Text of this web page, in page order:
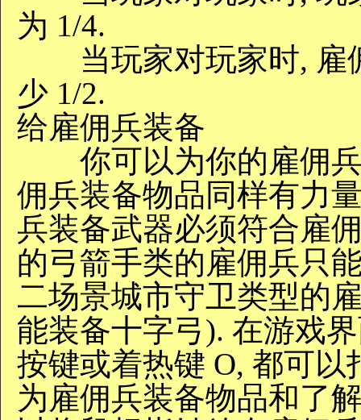
为 1/4.
当玩家对玩家时, 雇
少 1/2.
给雇佣兵装备
你可以为你的雇佣兵
佣兵装备物品同样有力
兵装备武器必须符合雇
的弓箭手类的雇佣兵只
二场景城市守卫类型的
能装备十字弓). 在游戏
按键或着热键 O, 都可
为雇佣兵装备物品和了